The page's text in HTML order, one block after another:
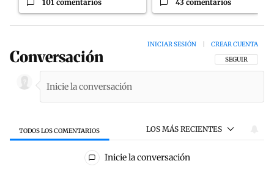
101 comentarios 43 comentarios
Conversación SIGA ESTA
SEGUIR
INICIAR SESIÓN CREAR CUENTA
TODOS LOS COMENTARIOS LOS MÁS RECIENTES
Todos los comentarios
Inicie la conversación